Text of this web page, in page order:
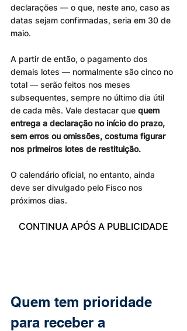
declarações — o que, neste ano, caso as
datas sejam confirmadas, seria em 30 de
maio.
A partir de então, o pagamento dos
demais lotes — normalmente são cinco no
total — serão feitos nos meses
subsequentes, sempre no último dia útil
de cada mês. Vale destacar que quem
entrega a declaração no início do prazo,
sem erros ou omissões, costuma figurar
nos primeiros lotes de restituição.
O calendário oficial, no entanto, ainda
deve ser divulgado pelo Fisco nos
próximos dias.
CONTINUA APÓS A PUBLICIDADE
Quem tem prioridade
para receber a